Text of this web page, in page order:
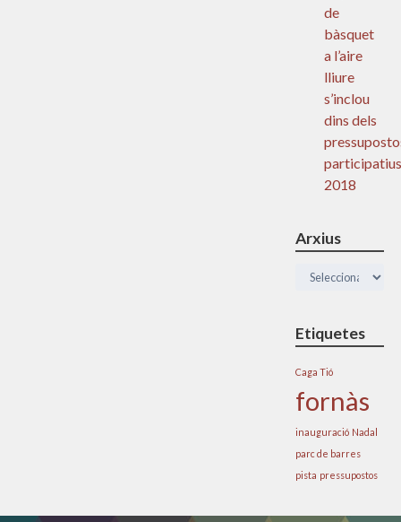
de
bàsquet
a l’aire
lliure
s’inclou
dins dels
2018
Arxius
Arxius
Etiquetes
Caga Tió
fornàs
inauguració Nadal
parc de barres
pista pressupostos